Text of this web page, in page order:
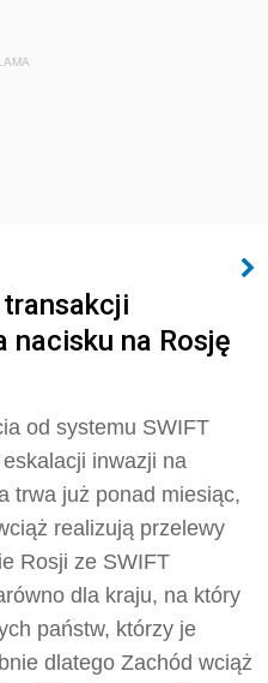
na Rosję
od systemu SWIFT
inwazji na
trwa już ponad miesiąc,
realizują przelewy
Rosji ze SWIFT
dla kraju, na który
państw, którzy je
dlatego Zachód wciąż